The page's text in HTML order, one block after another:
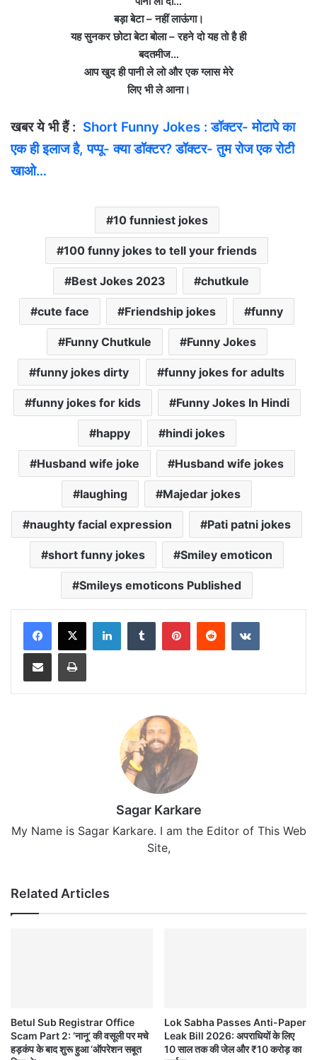
बड़ा बेटा – नहीं लाऊंगा।
यह सुनकर छोटा बेटा बोला – रहने दो यह तो है ही
बदतमीज…
आप खुद ही पानी ले लो और एक ग्‍लास मेरे
लिए भी ले आना।
खबर ये भी हैं : Short Funny Jokes : डॉक्टर- मोटापे का
एक ही इलाज है, पप्पू- क्या डॉक्टर? डॉक्टर- तुम रोज एक रोटी
खाओ…
10 funniest jokes
100 funny jokes to tell your friends
Best Jokes 2023 chutkule
cute face Friendship jokes funny
Funny Chutkule Funny Jokes
funny jokes dirty funny jokes for adults
funny jokes for kids Funny Jokes In Hindi
happy hindi jokes
Husband wife joke Husband wife jokes
laughing Majedar jokes
naughty facial expression Pati patni jokes
short funny jokes Smiley emoticon
Smileys emoticons Published
Sagar Karkare
My Name is Sagar Karkare. I am the Editor of This Web
Site,
Related Articles
Betul Sub Registrar Office
Scam Part 2: ‘नानू’ की वसूली पर मचे
हड़कंप के बाद शुरू हुआ ‘ऑपरेशन सबूत
Lok Sabha Passes Anti-Paper
Leak Bill 2026: अपराधियों के लिए
10 साल तक की जेल और ₹10 करोड़ का